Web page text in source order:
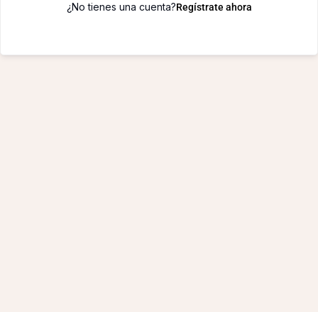
¿No tienes una cuenta?Regístrate ahora